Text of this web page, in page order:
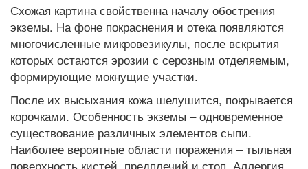
Схожая картина свойственна началу обострения
экземы. На фоне покраснения и отека появляются
многочисленные микровезикулы, после вскрытия
которых остаются эрозии с серозным отделяемым,
формирующие мокнущие участки.
После их высыхания кожа шелушится, покрывается
корочками. Особенность экземы – одновременное
существование различных элементов сыпи.
Наиболее вероятные области поражения – тыльная
поверхность кистей, предплечий и стоп. Аллергия